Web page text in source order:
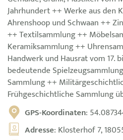
Jahrhundert ++ Werke aus den
Ahrenshoop und Schwaan ++
++ Textilsammlung ++
Keramiksammlung ++
Handwerk und Hausrat vom 17.
bedeutende
Sammlung ++
Frühgeschichtliche Sammlung
GPS-Koordinaten:
Adresse: Klosterhof 7,